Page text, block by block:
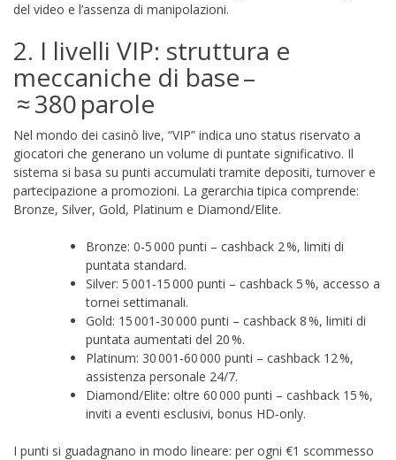
del video e l’assenza di manipolazioni.
2. I livelli VIP: struttura e
meccaniche di base –
≈ 380 parole
Nel mondo dei casinò live, “VIP” indica uno status riservato a
giocatori che generano un volume di puntate significativo. Il
sistema si basa su punti accumulati tramite depositi, turnover e
partecipazione a promozioni. La gerarchia tipica comprende:
Bronze, Silver, Gold, Platinum e Diamond/Elite.
Bronze: 0‑5 000 punti – cashback 2 %, limiti di
puntata standard.
Silver: 5 001‑15 000 punti – cashback 5 %, accesso a
tornei settimanali.
Gold: 15 001‑30 000 punti – cashback 8 %, limiti di
puntata aumentati del 20 %.
Platinum: 30 001‑60 000 punti – cashback 12 %,
assistenza personale 24/7.
Diamond/Elite: oltre 60 000 punti – cashback 15 %,
inviti a eventi esclusivi, bonus HD‑only.
I punti si guadagnano in modo lineare: per ogni €1 scommesso